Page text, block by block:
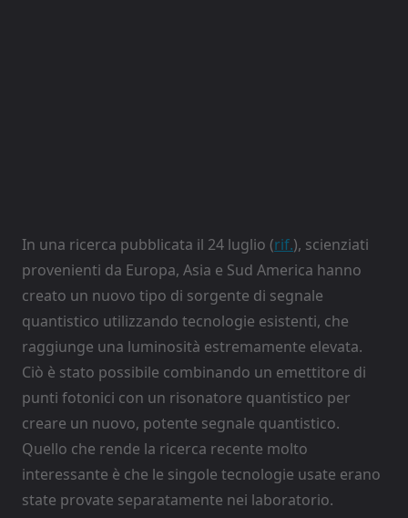
In una ricerca pubblicata il 24 luglio (rif.), scienziati
provenienti da Europa, Asia e Sud America hanno
creato un nuovo tipo di sorgente di segnale
quantistico utilizzando tecnologie esistenti, che
raggiunge una luminosità estremamente elevata.
Ciò è stato possibile combinando un emettitore di
punti fotonici con un risonatore quantistico per
creare un nuovo, potente segnale quantistico.
Quello che rende la ricerca recente molto
interessante è che le singole tecnologie usate erano
state provate separatamente nei laboratorio.